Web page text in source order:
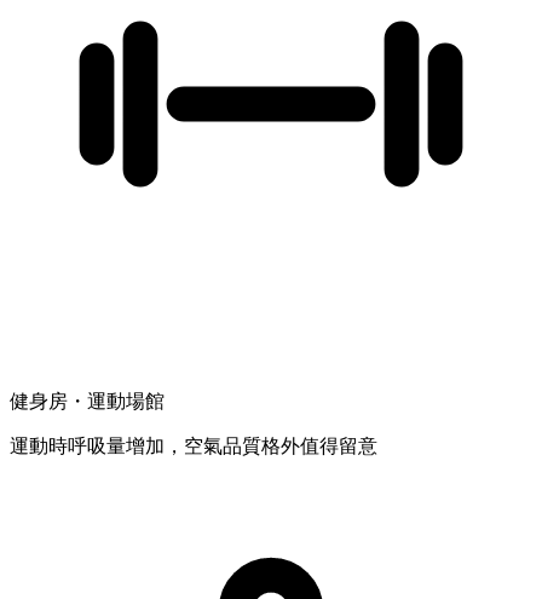
健身房・運動場館
運動時呼吸量增加，空氣品質格外值得留意